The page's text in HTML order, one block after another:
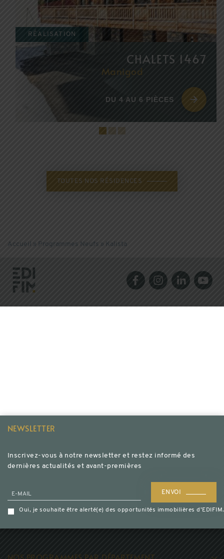
RÉALISATION
CHALETS 1467
Manigod
DU 4 AU 6 PIÈCES
TOUTES NOS RÉSIDENCES
Accueil » Programmes Neufs » Kalista
NEWSLETTER
Inscrivez-vous à notre newsletter et restez informé des
dernières actualités et avant-premières
E-MAIL ENVOI
Oui, je souhaite être alerté(e) des opportunités immobilières